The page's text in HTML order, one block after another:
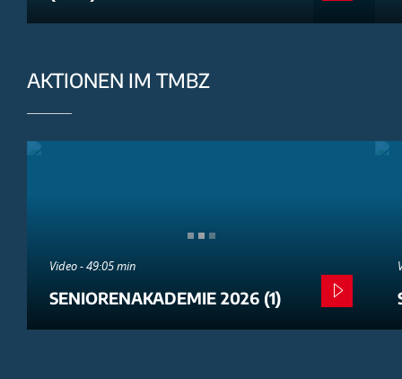
AKTIONEN IM TMBZ
Video - 49:05 min
SENIORENAKADEMIE 2026 (1)